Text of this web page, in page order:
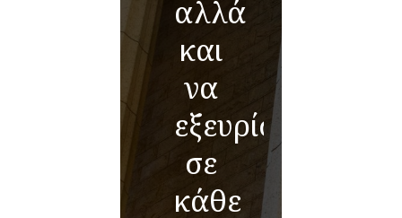
αλλά
και
να
εξευρίσκει
σε
κάθε